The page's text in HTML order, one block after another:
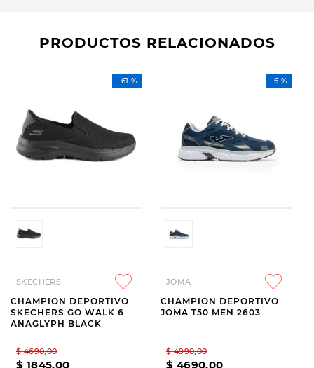
PRODUCTOS RELACIONADOS
-61 %
SKECHERS
CHAMPION DEPORTIVO
SKECHERS GO WALK 6
ANAGLYPH BLACK
$ 4690,00
$ 1845,00
-6 %
JOMA
CHAMPION DEPORTIVO
JOMA T50 MEN 2603
$ 4990,00
$ 4690,00